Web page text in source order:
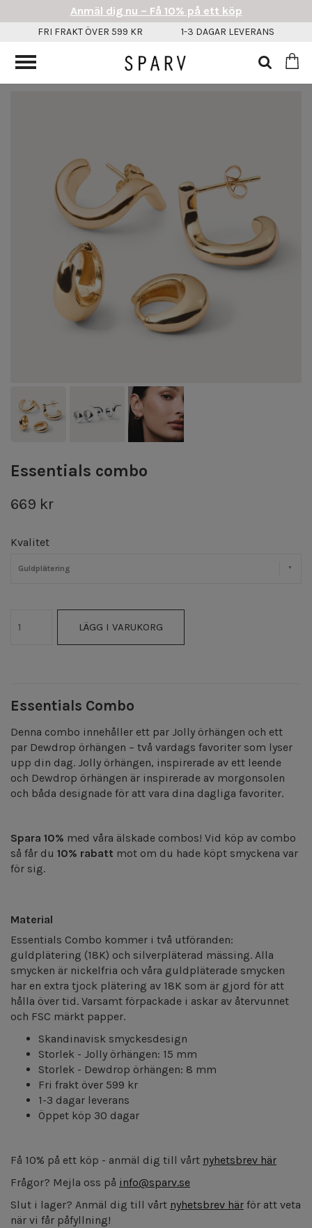
Essentials combo
669 kr
Kvalitet
Guldplätering
LÄGG I VARUKORG
Essentials Combo
Denna combo innehåller ett par Jolly örhängen och ett
par Dewdrop örhängen – två vardags favoriter som lyser
upp din dag. Jolly örhängen, inspirerade av ett leende
och Dewdrop örhängen är inspirerade av morgonsolen
och båda designade för att vara dina dagliga favoriter.
Spara 10% med våra älskade combos! Vid köp av combo
så får du 10% rabatt mot om du hade köpt smyckena var
för sig.
Material
Essentials Combo kommer i två utföranden:
guldplätering (18K) och silverpläterad mässing. Alla
smycken är nickelfria och våra guldpläterade smycken
har en extra tjock plätering av 18K som är gjord för att
hålla över tid. Varsamt förpackade i askar av återvunnet
och FSC märkt papper.
Skandinavisk smyckesdesign
Storlek - Jolly örhängen: 15 mm
Storlek - Dewdrop örhängen: 8 mm
Fri frakt över 599 kr
1-3 dagar leverans
Öppet köp 30 dagar
Få 10% på ett köp - anmäl dig till vårt nyhetsbrev här
Frågor? Mejla oss på info@sparv.se
Slut i lager? Anmäl dig till vårt nyhetsbrev här för att veta
när vi får påfyllning!
Anmäl dig nu – Få 10% på ett köp
FRI FRAKT ÖVER 599 KR 1-3 DAGAR LEVERANS